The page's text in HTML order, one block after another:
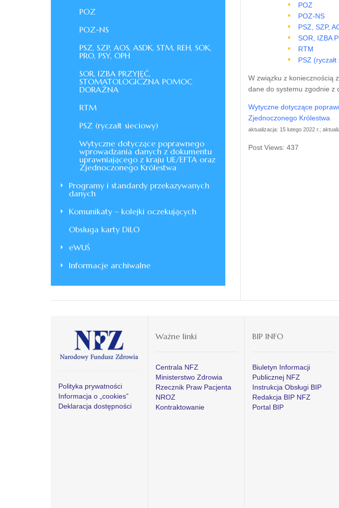
POZ
POZ-NS
PSZ, SZP, AOS, ASDK, STM, REH, SOK,
PRO, PSY, OPH
SOR, IZBA PRZYJĘĆ,
STOMATOLOGICZNA POMOC
DORAŹNA
RTM
PSZ (ryczałt sieciowy)
Wytyczne dotyczące poprawnego
wprowadzania danych z dokumentu
uprawniającego z kraju UE/EFTA oraz
Zjednoczonego Królestwa
Programy i standardy przekazywanych
danych
Komunikaty – kolejki oczekujących
Obsługa karty DiLO
eWUŚ
Informacje archiwalne
POZ
POZ-NS
PSZ, SZP,
SOR, IZBA
RTM
PSZ
W związku z koniecznością
dane do systemu zgodnie z
Wytyczne dotyczące
Zjednoczonego Królestwa
aktualizacja: 15 lutego 2022 r.;
Post Views: 437
Polityka prywatności
Informacja o „cookies”
Deklaracja dostępności
Ważne linki
Centrala NFZ
Ministerstwo Zdrowia
Rzecznik Praw Pacjenta
NROZ
Kontraktowanie
BIP INFO
Biuletyn Informacji
Publicznej NFZ
Instrukcja Obsługi BIP
Redakcja BIP NFZ
Portal BIP